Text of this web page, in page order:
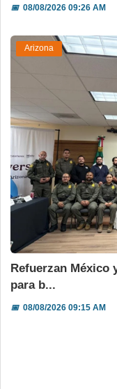
📅08/08/2026 09:26 AM
Arizona
Refuerzan México
para b...
📅08/08/2026 09:15 AM